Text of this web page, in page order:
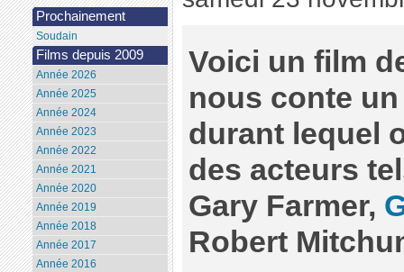
Voici un film
nous conte
durant lequel
des acteurs
Gary Farmer,
Robert
Prochainement
Soudain
Films depuis 2009
Année 2026
Année 2025
Année 2024
Année 2023
Année 2022
Année 2021
Année 2020
Année 2019
Année 2018
Année 2017
Année 2016